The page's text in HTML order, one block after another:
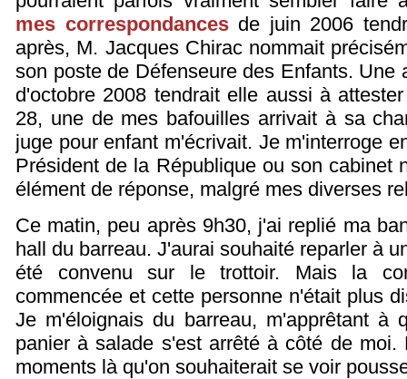
mes correspondancesde juin 2006
après, M. Jacques Chirac nommait
son poste de Défenseure des Enfants. Une
d'octobre 2008 tendrait elle aussi à
28, une de mes bafouilles arrivait à sa
juge pour enfant m'écrivait. Je m'interroge
Président de la République ou son cabinet
élément de réponse, malgré mes diverses
Ce matin, peu après 9h30, j'ai replié ma
hall du barreau. J'aurai souhaité reparler à
été convenu sur le trottoir. Mais la
commencée et cette personne n'était plus
Je m'éloignais du barreau, m'apprêtant à
panier à salade s'est arrêté à côté de
moments là qu'on souhaiterait se voir